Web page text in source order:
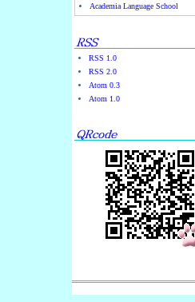
Academia Language School
RSS 1.0
RSS 2.0
Atom 0.3
Atom 1.0